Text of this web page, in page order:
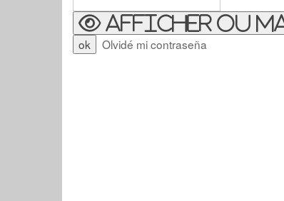
Afficher ou
Olvidé mi contraseña